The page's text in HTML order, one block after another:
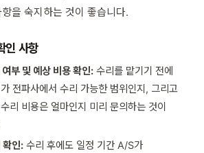
을 숙지하는 것이 좋습니다.
인 사항
부 및 예상 비용 확인: 수리를 맡기기 전에
전파사에서 수리 가능한 범위인지, 그리고
리 비용은 얼마인지 미리 문의하는 것이
인: 수리 후에도 일정 기간 A/S가